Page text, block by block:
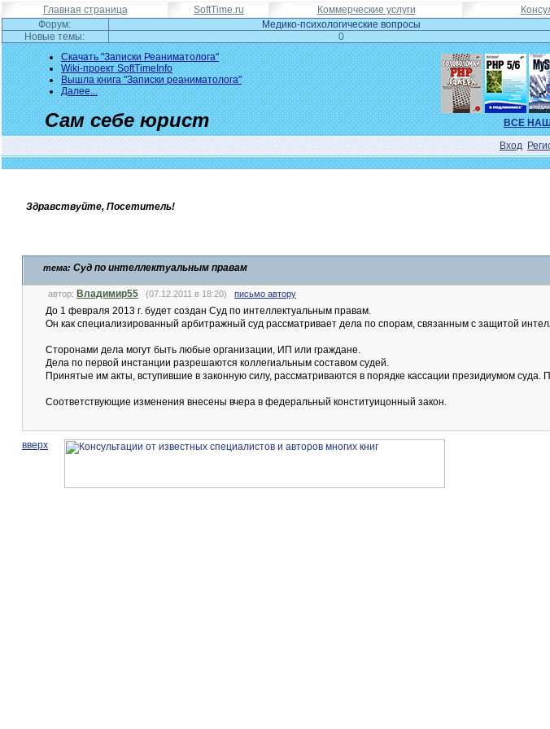
Главная страница SoftTime.ru Коммерческие услуги
Форум:
Медико-психологические вопросы
Новые темы:
0
Скачать "Записки Реаниматолога"
Wiki-проект SoftTimeInfo
Вышла книга "Записки реаниматолога"
Далее...
ВСЕ
Сам себе юрист
Вход
Здравствуйте, Посетитель!
тема: Суд по интеллектуальным правам
автор: Владимир55 (07.12.2011 в 18:20) письмо автору
До 1 февраля 2013 г. будет создан Суд по интеллектуальным правам.
Он как специализированный арбитражный суд рассматривает дела по спорам, связанным с защитой
Сторонами дела могут быть любые организации, ИП или граждане.
Дела по первой инстанции разрешаются коллегиальным составом судей.
Принятые им акты, вступившие в законную силу, рассматриваются в порядке кассации президиумом суда.
Соответствующие изменения внесены вчера в федеральный конституицонный закон.
вверх